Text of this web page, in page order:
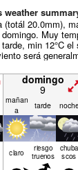
weather
(totál 20.0mm),
Muy
min 12°C el
será
domingo
9
mañan
a
tarde
claro riesgo
truenos
chuba
scos